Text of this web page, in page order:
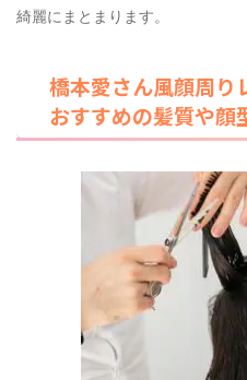
綺麗にまとまります。
橋本愛さん風顔周り
おすすめの髪質や顔